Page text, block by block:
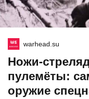
warhead.su
Ножи-
пулемёты:
оружие